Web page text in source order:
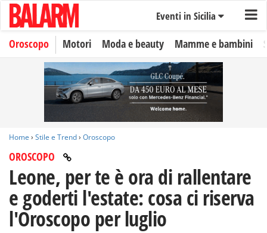
Eventi in Sicilia
Oroscopo Motori Moda e beauty Mamme e bambini
Home › Stile e Trend› Oroscopo
OROSCOPO
Leone, per te è ora di rallentare
e goderti l'estate: cosa ci riserva
l'Oroscopo per luglio